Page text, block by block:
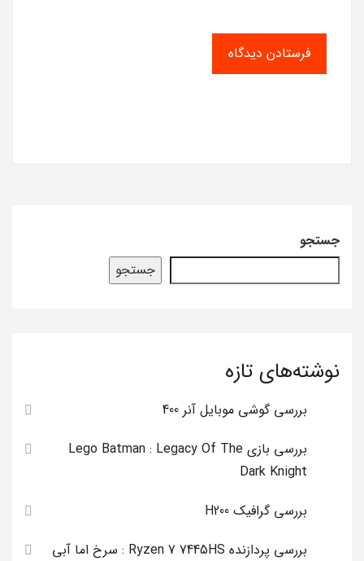
جستجو
جستجو
نوشته‌های تازه
بررسی گوشی موبایل آنر 400
بررسی بازی Lego Batman : Legacy Of The
Dark Knight
بررسی گرافیک H200
بررسی پردازنده Ryzen 7 7445HS : سرخ اما آبی